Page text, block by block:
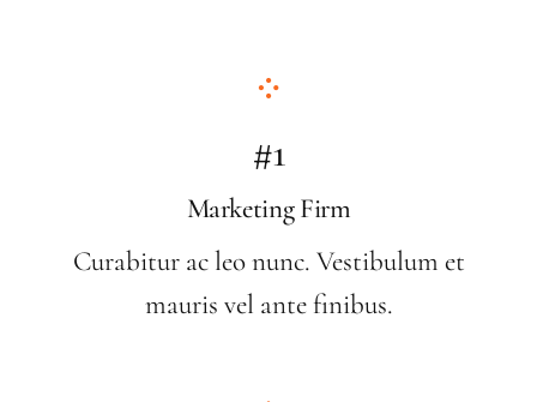
#1
Marketing Firm
Curabitur ac leo nunc. Vestibulum et
mauris vel ante finibus.